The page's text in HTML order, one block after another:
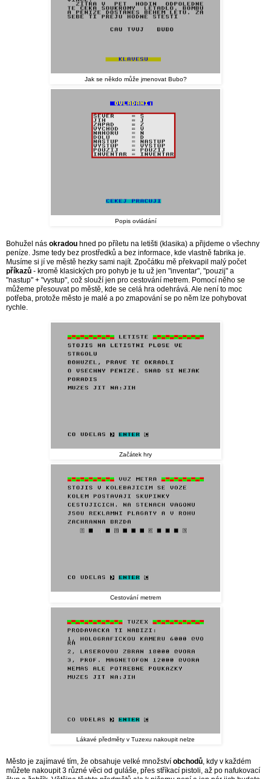
Jak se někdo může jmenovat Bubo?
Popis ovládání
Bohužel nás okradou hned po příletu na letišti (klasika) a přijdeme o všechny
peníze. Jsme tedy bez prostředků a bez informace, kde vlastně fabrika je.
Musíme si jí ve městě hezky sami najít. Zpočátku mě překvapil malý počet
příkazů - kromě klasických pro pohyb je tu už jen "inventar", "pouzij" a
"nastup" + "vystup", což slouží jen pro cestování metrem. Pomocí něho se
můžeme přesouvat po městě, kde se celá hra odehrává. Ale není to moc
potřeba, protože město je malé a po zmapování se po něm lze pohybovat
rychle.
Začátek hry
Cestování metrem
Lákavé předměty v Tuzexu nakoupit nelze
Město je zajímavé tím, že obsahuje velké množství obchodů kdy v každém
můžete nakoupit 3 různé věci od guláše, přes stříkací pistoli, až po nafukovací